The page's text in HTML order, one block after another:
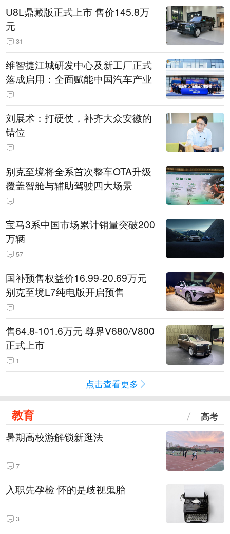
U8L鼎藏版正式上市 售价145.8万
元
31
维智捷江城研发中心及新工厂正式
落成启用：全面赋能中国汽车产业
刘展术：打硬仗，补齐大众安徽的
错位
别克至境将全系首次整车OTA升级
覆盖智舱与辅助驾驶四大场景
宝马3系中国市场累计销量突破200
万辆
57
国补预售权益价16.99-20.69万元
别克至境L7纯电版开启预售
售64.8-101.6万元 尊界V680/V800
正式上市
1
点击查看更多
教育 高考
暑期高校游解锁新逛法
7
入职先孕检 怀的是歧视鬼胎
3